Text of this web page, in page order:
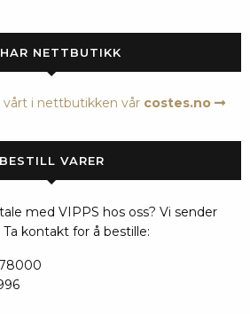
NETTBUTIKK
i nettbutikken vår costes.no
BESTILL VARER
med VIPPS hos oss? Vi sender
kontakt for å bestille: